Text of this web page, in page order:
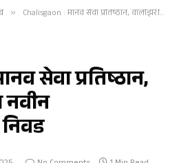
» Chalisgaon : मानव सेवा प्रतिष्ठान, वालझिरी यांच्या नवीन पदाधिकाऱ्यांची निवड
सेवा प्रतिष्ठान,
नवीन